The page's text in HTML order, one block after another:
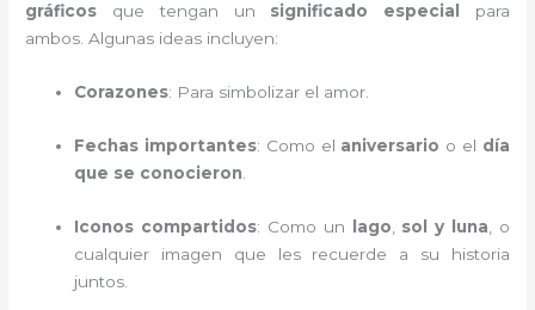
gráficos que tengan un significado especial
para
ambos. Algunas ideas incluyen:
Corazones: Para simbolizar el amor.
Fechas importantes: Como el aniversario o el día
que se conocieron
Iconos compartidos: Como un lago sol y luna , o
cualquier imagen que les recuerde a su historia
juntos.